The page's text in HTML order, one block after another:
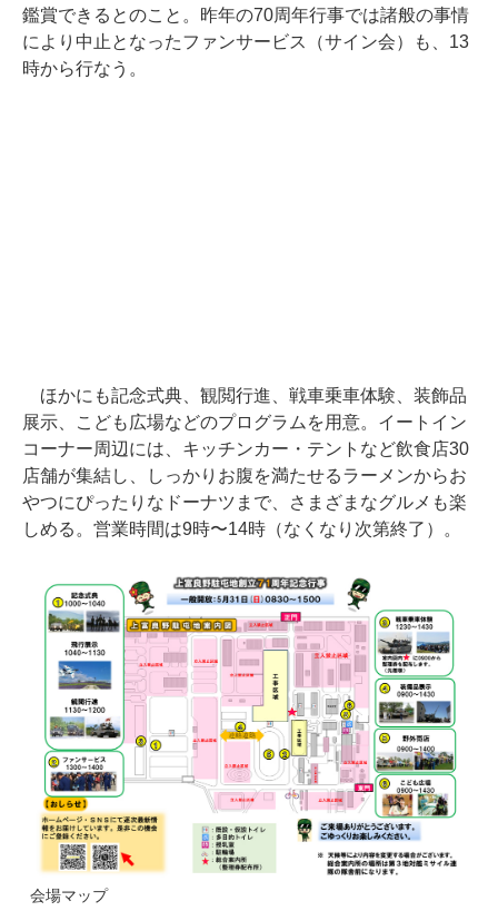
鑑賞できるとのこと。昨年の70周年行事では諸般の事情
により中止となったファンサービス（サイン会）も、13
時から行なう。
ほかにも記念式典、観閲行進、戦車乗車体験、装飾品
展示、こども広場などのプログラムを用意。イートイン
コーナー周辺には、キッチンカー・テントなど飲食店30
店舗が集結し、しっかりお腹を満たせるラーメンからお
やつにぴったりなドーナツまで、さまざまなグルメも楽
しめる。営業時間は9時〜14時（なくなり次第終了）。
会場マップ